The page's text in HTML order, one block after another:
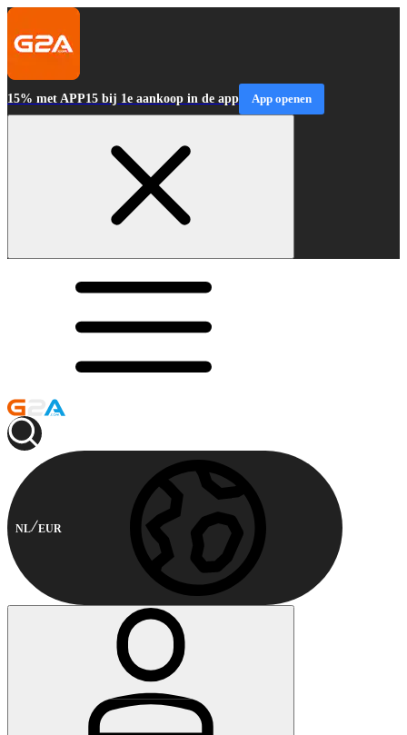
15% met APP15 bij 1e aankoop in de app App openen
NL EUR